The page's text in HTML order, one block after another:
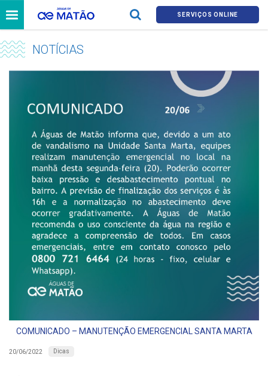
SERVIÇOS ONLINE
NOTÍCIAS
COMUNICADO – MANUTENÇÃO EMERGENCIAL SANTA MARTA
20/06/2022 Dicas